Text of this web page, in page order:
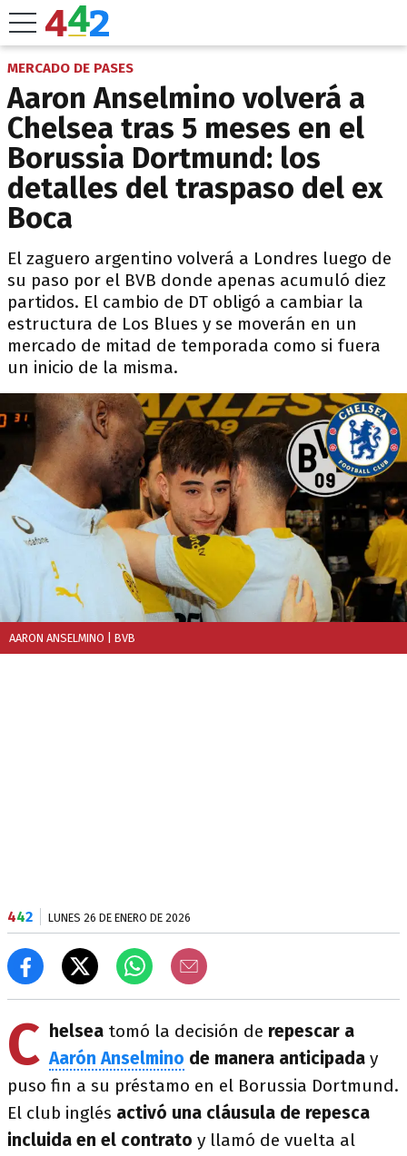
MERCADO DE PASES
Aaron Anselmino volverá a
Chelsea tras 5 meses en el
Borussia Dortmund: los
detalles del traspaso del ex
Boca
El zaguero argentino volverá a Londres luego de
su paso por el BVB donde apenas acumuló diez
partidos. El cambio de DT obligó a cambiar la
estructura de Los Blues y se moverán en un
mercado de mitad de temporada como si fuera
un inicio de la misma.
AARON ANSELMINO | BVB
442 LUNES 26 DE ENERO DE 2026
C helsea tomó la decisión de repescar a
Aarón Anselmino de manera anticipada y
puso fin a su préstamo en el Borussia Dortmund.
El club inglés activó una cláusula de repesca
incluida en el contrato y llamó de vuelta al